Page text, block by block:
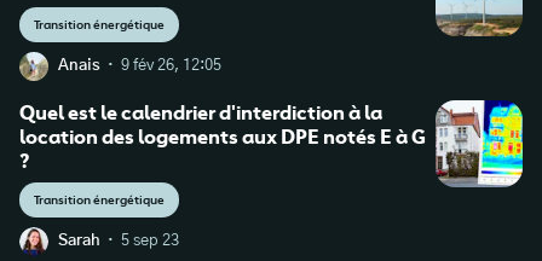
Transition énergétique
Anais · 9 fév 26, 12:05
Quel est le calendrier d'interdiction à la
location des logements aux DPE notés E à G
?
Transition énergétique
Sarah · 5 sep 23